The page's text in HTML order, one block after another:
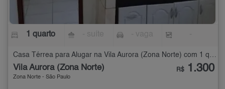
1 quarto
Casa Térrea para Alugar na Vila Aurora (Zona Norte) com 1 quarto
Vila Aurora (Zona Norte)
Zona Norte - São Paulo
R$ 1.300